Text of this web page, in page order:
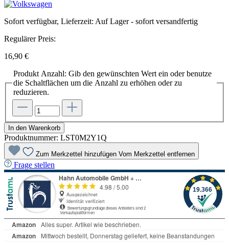
Sofort verfügbar, Lieferzeit: Auf Lager - sofort versandfertig
Regulärer Preis:
16,90 €
Produkt Anzahl: Gib den gewünschten Wert ein oder benutze
die Schaltflächen um die Anzahl zu erhöhen oder zu
reduzieren.
In den Warenkorb
Produktnummer: LST0M2Y1Q
Zum Merkzettel hinzufügen Vom Merkzettel entfernen
Frage stellen